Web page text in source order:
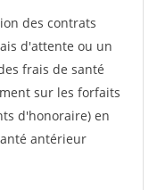
des contrats
d'attente ou un
frais de santé
sur les forfaits
d'honoraire) en
antérieur